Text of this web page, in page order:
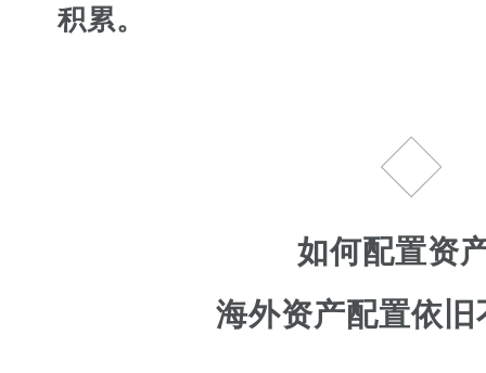
积累。
如何配置资
海外资产配置依